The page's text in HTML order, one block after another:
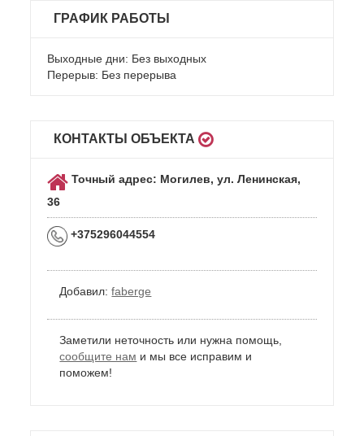
ГРАФИК РАБОТЫ
Выходные дни: Без выходных
Перерыв: Без перерыва
КОНТАКТЫ ОБЪЕКТА
Точный адрес: Могилев, ул. Ленинская,
36
+375296044554
Добавил: faberge
Заметили неточность или нужна помощь,
сообщите нам и мы все исправим и
поможем!